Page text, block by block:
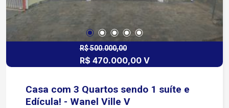
R$ 500.000,00
R$ 470.000,00 V
Casa com 3 Quartos sendo 1 suíte e
Edícula! - Wanel Ville V